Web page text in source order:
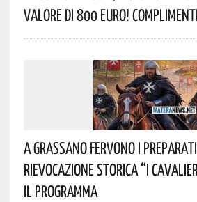
Valore Di 800 Euro! Complimenti
A Grassano Fervono I
Rievocazione Storica “I
Il Programma